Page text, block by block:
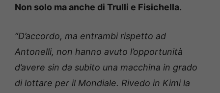
Non solo ma anche di Trulli e Fisichella.
“D’accordo, ma entrambi rispetto ad
Antonelli, non hanno avuto l’opportunità
d’avere sin da subito una macchina in grado
di lottare per il Mondiale. Rivedo in Kimi la